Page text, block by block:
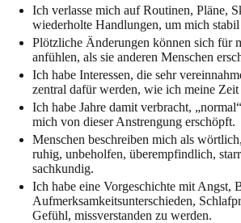
Ich verlasse mich auf Routinen, Pläne,
wiederholte Handlungen, um mich
Plötzliche Änderungen können sich für
anfühlen, als sie anderen Menschen
Ich habe Interessen, die sehr
zentral dafür werden, wie ich meine
Ich habe Jahre damit verbracht,
mich von dieser Anstrengung erschöpft.
Menschen beschreiben mich als
ruhig, unbeholfen, überempfindlich,
sachkundig.
Ich habe eine Vorgeschichte mit Angst,
Aufmerksamkeitsunterschieden,
Gefühl, missverstanden zu werden.